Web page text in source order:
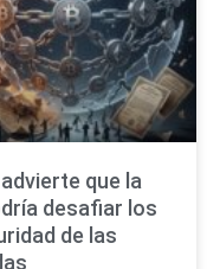
que la
desafiar los
de las